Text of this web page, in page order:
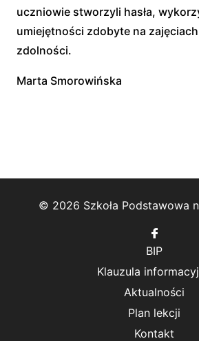
uczniowie stworzyli hasła,
umiejętności zdobyte na
zdolności.
Marta Smorowińska
© 2026 Szkoła Podstawowa
Follow
us
on
BIP
Klauzula
Aktualności
Plan lekcji
Kontakt